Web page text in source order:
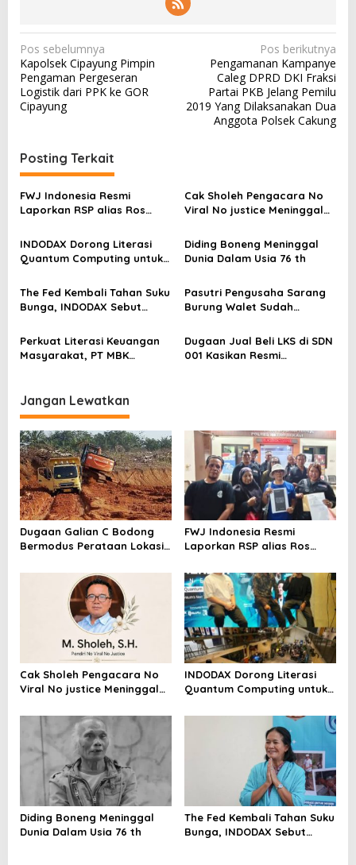
N
a
v
i
a
s
i
o
s
Pos sebelumnya
Kapolsek Cipayung Pimpin
Pengaman Pergeseran
Logistik dari PPK ke GOR
Cipayung
Pos berikutnya
Pengamanan Kampanye
Caleg DPRD DKI Fraksi
Partai PKB Jelang Pemilu
2019 Yang Dilaksanakan Dua
Anggota Polsek Cakung
Posting Terkait
FWJ Indonesia Resmi
Laporkan RSP alias Ros
Cak Sholeh Pengacara No
Viral No justice Meninggal
INDODAX Dorong Literasi
Quantum Computing untuk
Blockchain
Diding Boneng Meninggal
Dunia Dalam Usia 76 th
The Fed Kembali Tahan Suku
Bunga, INDODAX Sebut
Sentimen Pasar
Pasutri Pengusaha Sarang
Burung Walet Sudah
Pelapor Desak Polda Jambi
Segera Lakukan Penahanan
Perkuat Literasi Keuangan
Masyarakat, PT MBK
Dugaan Jual Beli LKS di SDN
001 Kasikan Resmi
Jangan Lewatkan
Dugaan Galian C Bodong
Bermodus Perataan Lokasi
Riau Akan Tinjauan Lokasi
FWJ Indonesia Resmi
Laporkan RSP alias Ros
Cak Sholeh Pengacara No
Viral No justice Meninggal
INDODAX Dorong Literasi
Quantum Computing untuk
Blockchain
Diding Boneng Meninggal
Dunia Dalam Usia 76 th
The Fed Kembali Tahan Suku
Bunga, INDODAX Sebut